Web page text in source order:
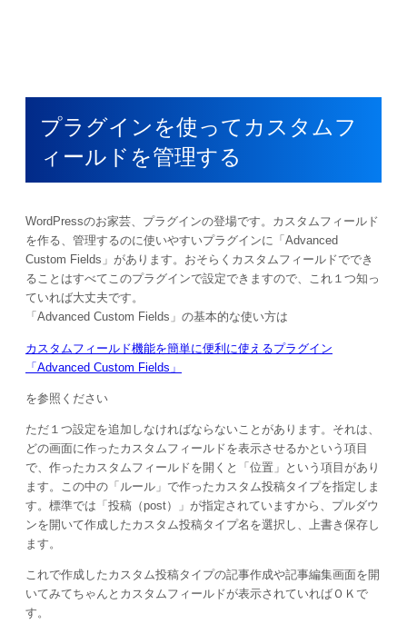
プラグインを使ってカスタムフ
ィールドを管理する
WordPressのお家芸、プラグインの登場です。カスタムフィールド
を作る、管理するのに使いやすいプラグインに「Advanced
Custom Fields」があります。おそらくカスタムフィールドででき
ることはすべてこのプラグインで設定できますので、これ１つ知っ
ていれば大丈夫です。
「Advanced Custom Fields」の基本的な使い方は
カスタムフィールド機能を簡単に便利に使えるプラグイン
「Advanced Custom Fields」
を参照ください
ただ１つ設定を追加しなければならないことがあります。それは、
どの画面に作ったカスタムフィールドを表示させるかという項目
で、作ったカスタムフィールドを開くと「位置」という項目があり
ます。この中の「ルール」で作ったカスタム投稿タイプを指定しま
す。標準では「投稿（post）」が指定されていますから、プルダウ
ンを開いて作成したカスタム投稿タイプ名を選択し、上書き保存し
ます。
これで作成したカスタム投稿タイプの記事作成や記事編集画面を開
いてみてちゃんとカスタムフィールドが表示されていればＯＫで
す。